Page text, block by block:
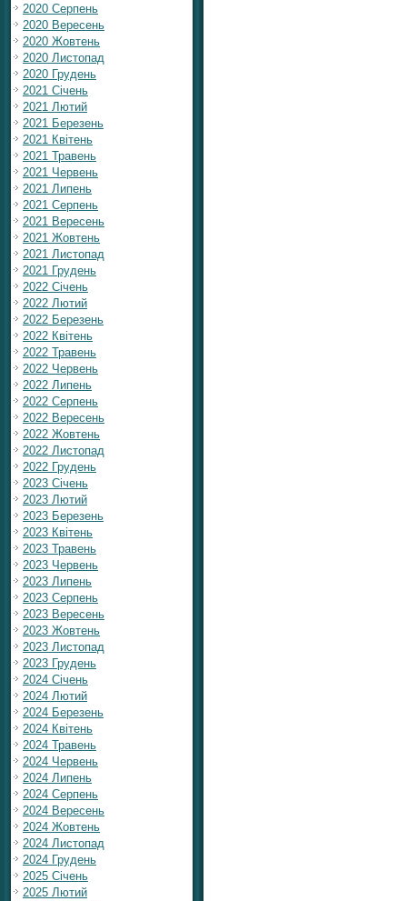
2020 Серпень
2020 Вересень
2020 Жовтень
2020 Листопад
2020 Грудень
2021 Січень
2021 Лютий
2021 Березень
2021 Квітень
2021 Травень
2021 Червень
2021 Липень
2021 Серпень
2021 Вересень
2021 Жовтень
2021 Листопад
2021 Грудень
2022 Січень
2022 Лютий
2022 Березень
2022 Квітень
2022 Травень
2022 Червень
2022 Липень
2022 Серпень
2022 Вересень
2022 Жовтень
2022 Листопад
2022 Грудень
2023 Січень
2023 Лютий
2023 Березень
2023 Квітень
2023 Травень
2023 Червень
2023 Липень
2023 Серпень
2023 Вересень
2023 Жовтень
2023 Листопад
2023 Грудень
2024 Січень
2024 Лютий
2024 Березень
2024 Квітень
2024 Травень
2024 Червень
2024 Липень
2024 Серпень
2024 Вересень
2024 Жовтень
2024 Листопад
2024 Грудень
2025 Січень
2025 Лютий